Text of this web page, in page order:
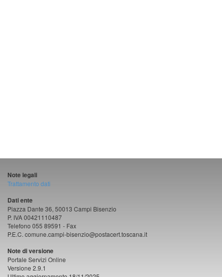
Note legali
Trattamento dati
Dati ente
Piazza Dante 36, 50013 Campi Bisenzio
P. IVA 00421110487
Telefono 055 89591 - Fax
P.E.C. comune.campi-bisenzio@postacert.toscana.it
Note di versione
Portale Servizi Online
Versione 2.9.1